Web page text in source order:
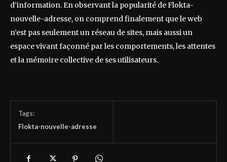
d’information. En observant la popularité de Flokta-
nouvelle-adresse, on comprend finalement que le web
n’est pas seulement un réseau de sites, mais aussi un
espace vivant façonné par les comportements, les attentes
et la mémoire collective de ses utilisateurs.
Tags:
Flokta-nouvelle-adresse